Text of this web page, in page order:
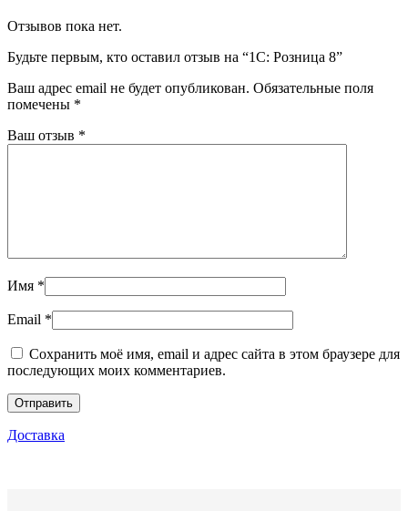
Отзывов пока нет.
Будьте первым, кто оставил отзыв на “1С: Розница 8”
Ваш адрес email не будет опубликован. Обязательные поля
помечены *
Ваш отзыв *
Имя *
Email *
Сохранить моё имя, email и адрес сайта в этом браузере для
последующих моих комментариев.
Доставка